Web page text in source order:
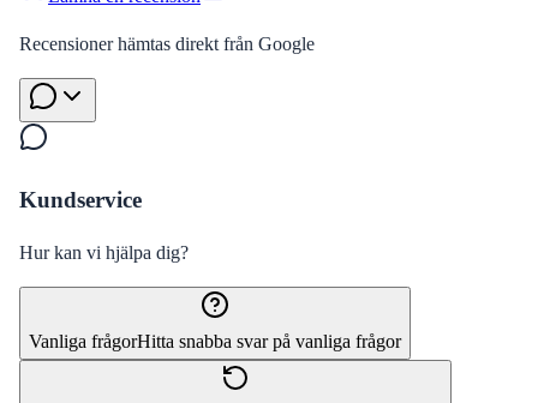
Recensioner hämtas direkt från Google
Kundservice
Hur kan vi hjälpa dig?
Vanliga frågorHitta snabba svar på vanliga frågor